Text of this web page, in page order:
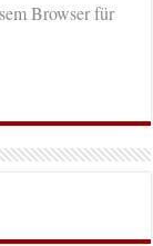
Browser für